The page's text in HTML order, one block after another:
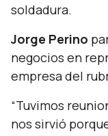
soldadura.
Jorge Perino
negocios en
empresa del
“Tuvimos
nos sirvió